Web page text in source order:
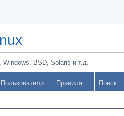
BSD, Solaris и т.д.
Пользователи Правила Поиск